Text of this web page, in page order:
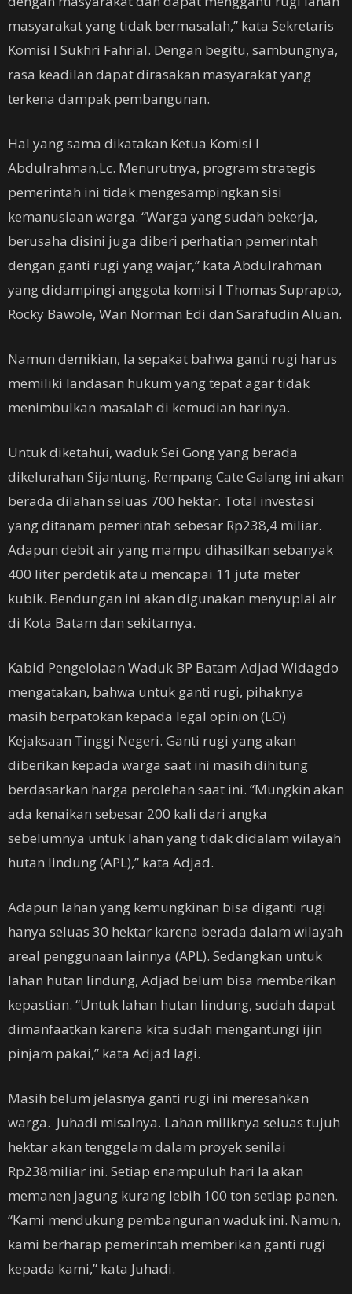
masyarakat yang tidak bermasalah,” kata Sekretaris
Komisi I Sukhri Fahrial. Dengan begitu, sambungnya,
rasa keadilan dapat dirasakan masyarakat yang
terkena dampak pembangunan.
Hal yang sama dikatakan Ketua Komisi I
Abdulrahman,Lc. Menurutnya, program strategis
pemerintah ini tidak mengesampingkan sisi
kemanusiaan warga. “Warga yang sudah bekerja,
berusaha disini juga diberi perhatian pemerintah
dengan ganti rugi yang wajar,” kata Abdulrahman
yang didampingi anggota komisi I Thomas Suprapto,
Rocky Bawole, Wan Norman Edi dan Sarafudin Aluan.
Namun demikian, Ia sepakat bahwa ganti rugi harus
memiliki landasan hukum yang tepat agar tidak
menimbulkan masalah di kemudian harinya.
Untuk diketahui, waduk Sei Gong yang berada
dikelurahan Sijantung, Rempang Cate Galang ini akan
berada dilahan seluas 700 hektar. Total investasi
yang ditanam pemerintah sebesar Rp238,4 miliar.
Adapun debit air yang mampu dihasilkan sebanyak
400 liter perdetik atau mencapai 11 juta meter
kubik. Bendungan ini akan digunakan menyuplai air
di Kota Batam dan sekitarnya.
Kabid Pengelolaan Waduk BP Batam Adjad Widagdo
mengatakan, bahwa untuk ganti rugi, pihaknya
masih berpatokan kepada legal opinion (LO)
Kejaksaan Tinggi Negeri. Ganti rugi yang akan
diberikan kepada warga saat ini masih dihitung
berdasarkan harga perolehan saat ini. “Mungkin akan
ada kenaikan sebesar 200 kali dari angka
sebelumnya untuk lahan yang tidak didalam wilayah
hutan lindung (APL),” kata Adjad.
Adapun lahan yang kemungkinan bisa diganti rugi
hanya seluas 30 hektar karena berada dalam wilayah
areal penggunaan lainnya (APL). Sedangkan untuk
lahan hutan lindung, Adjad belum bisa memberikan
kepastian. “Untuk lahan hutan lindung, sudah dapat
dimanfaatkan karena kita sudah mengantungi ijin
pinjam pakai,” kata Adjad lagi.
Masih belum jelasnya ganti rugi ini meresahkan
warga. Juhadi misalnya. Lahan miliknya seluas tujuh
hektar akan tenggelam dalam proyek senilai
Rp238miliar ini. Setiap enampuluh hari Ia akan
memanen jagung kurang lebih 100 ton setiap panen.
“Kami mendukung pembangunan waduk ini. Namun,
kami berharap pemerintah memberikan ganti rugi
kepada kami,” kata Juhadi.